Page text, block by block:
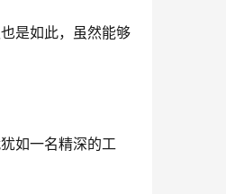
是如此，虽然能够
如一名精深的工